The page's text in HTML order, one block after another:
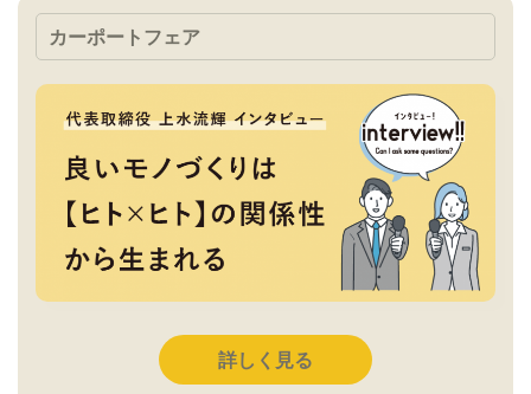
カーポートフェア
詳しく見る